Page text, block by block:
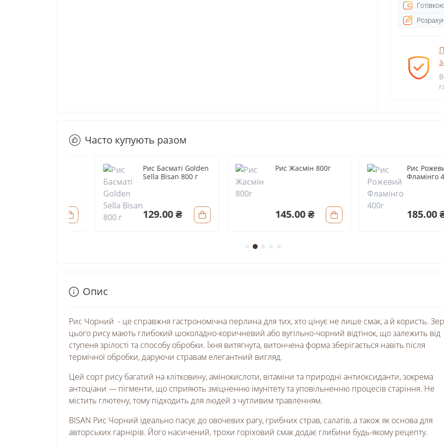
Часто купують разом
Рис Басматі Golden
Sella Bisan 800 г
129.00 ₴
Рис Жасмін 800г
145.00 ₴
Рис Рожевий
Фламінго 400г
185.00 ₴
Опис
Рис Чорний - це справжня гастрономічна перлина для тих, хто цінує не лише смак, а й користь.
цього рису мають глибокий шоколадно-коричневий або вугільно-чорний відтінок, що залежить від
ступеня зрілості та способу обробки. Їхня витягнута, витончена форма зберігається навіть після
термічної обробки, даруючи стравам елегантний вигляд.
Цей сорт рису багатий на клітковину, амінокислоти, вітаміни та природні антиоксиданти, зокрема
антоціани — пігменти, що сприяють зміцненню імунітету та уповільненню процесів старіння. Не
містить глютену, тому підходить для людей з чутливим травленням.
BISAN Рис Чорний ідеально пасує до овочевих рагу, грибних страв, салатів, а також як основа для
авторських гарнірів. Його насичений, трохи горіховий смак додає глибини будь-якому рецепту.